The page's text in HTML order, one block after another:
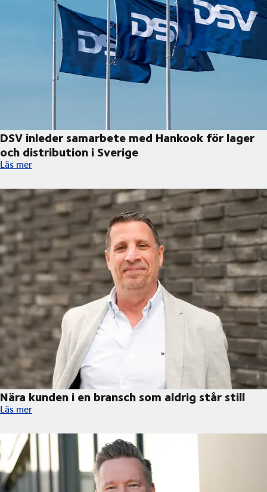
DSV inleder samarbete med Hankook för lager
och distribution i Sverige
DSV inleder samarbete med Hankook för lager och distribution
Läs mer
Nära kunden i en bransch som aldrig står still
Nära kunden i en bransch som aldrig står still
Läs mer